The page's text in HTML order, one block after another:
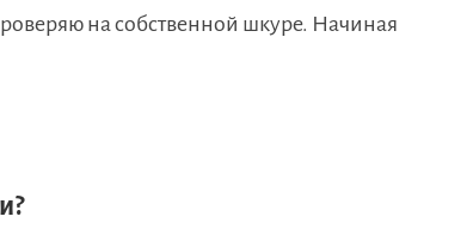
на собственной шкуре. Начиная